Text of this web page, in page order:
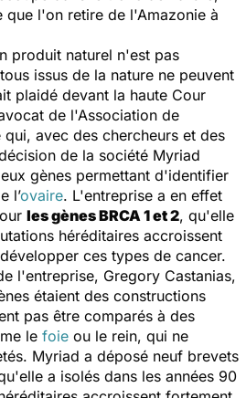
que l'on retire de l'Amazonie à
produit naturel n'est pas
issus de la nature ne peuvent
plaidé devant la haute Cour
de l'Association de
avec des chercheurs et des
de la société Myriad
gènes permettant d'identifier
l’ovaire. L'entreprise a en effet
les gènes BRCA 1 et 2, qu'elle
héréditaires accroissent
ces types de cancer.
l'entreprise, Gregory Castanias,
étaient des constructions
pas être comparés à des
le foie ou le rein, qui ne
Myriad a déposé neuf brevets
a isolés dans les années 90